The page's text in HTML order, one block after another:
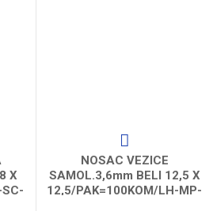
X
NOSAC VEZICE
SAMOL.3,6mm BELI 12,5 X
12,5/PAK=100KOM/LH-MP-